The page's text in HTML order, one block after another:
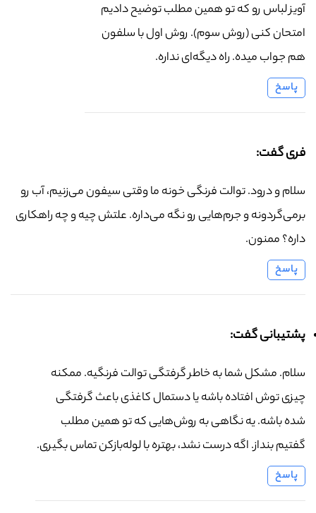
آویز لباس رو که تو همین مطلب توضیح دادیم
امتحان کنی (روش سوم). روش اول با سلفون
هم جواب میده. راه دیگه‌ای نداره.
پاسخ
فری گفت:
سلام و درود. توالت فرنگی خونه ما وقتی سیفون می‌زنیم، آب رو
برمی‌گردونه و جرم‌هایی رو نگه می‌داره. علتش چیه و چه راهکاری
داره؟ ممنون.
پاسخ
پشتیبانی گفت:
سلام. مشکل شما به خاطر گرفتگی توالت فرنگیه. ممکنه
چیزی توش افتاده باشه یا دستمال کاغذی باعث گرفتگی
شده باشه. یه نگاهی به روش‌هایی که تو همین مطلب
گفتیم بنداز. اگه درست نشد، بهتره با لوله‌بازکن تماس بگیری.
پاسخ